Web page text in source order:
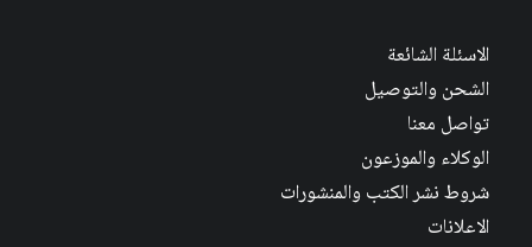
الاسئلة الشائعة
الشحن والتوصيل
تواصل معنا
الوكلاء والموزعون
شروط نشر الكتب والمنشورات
الاعلانات